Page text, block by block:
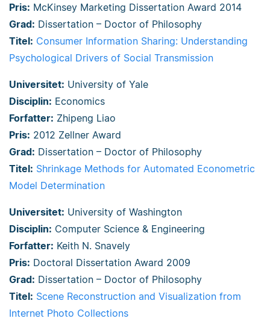
Pris: McKinsey Marketing Dissertation Award 2014
Grad: Dissertation – Doctor of Philosophy
Titel: Consumer Information Sharing: Understanding
Psychological Drivers of Social Transmission
Universitet: University of Yale
Disciplin: Economics
Forfatter: Zhipeng Liao
Pris: 2012 Zellner Award
Grad: Dissertation – Doctor of Philosophy
Titel: Shrinkage Methods for Automated Econometric
Model Determination
Universitet: University of Washington
Disciplin: Computer Science & Engineering
Forfatter: Keith N. Snavely
Pris: Doctoral Dissertation Award 2009
Grad: Dissertation – Doctor of Philosophy
Titel: Scene Reconstruction and Visualization from
Internet Photo Collections